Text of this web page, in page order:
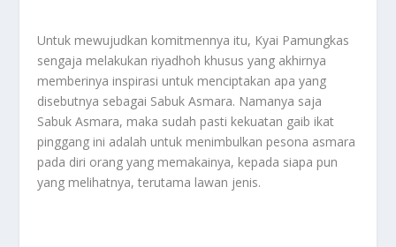
Untuk mewujudkan komitmennya itu, Kyai Pamungkas
sengaja melakukan riyadhoh khusus yang akhirnya
memberinya inspirasi untuk menciptakan apa yang
disebutnya sebagai Sabuk Asmara. Namanya saja
Sabuk Asmara, maka sudah pasti kekuatan gaib ikat
pinggang ini adalah untuk menimbulkan pesona asmara
pada diri orang yang memakainya, kepada siapa pun
yang melihatnya, terutama lawan jenis.